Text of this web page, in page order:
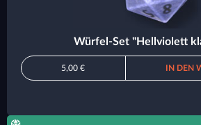
Würfel-Set "Hellviolett
5,00 € IN DEN